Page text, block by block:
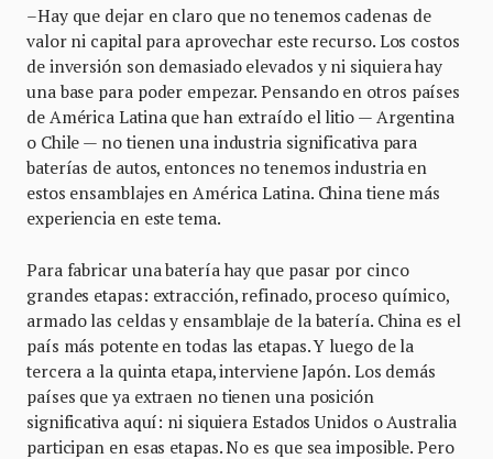
–Hay que dejar en claro que no tenemos cadenas de
valor ni capital para aprovechar este recurso. Los costos
de inversión son demasiado elevados y ni siquiera hay
una base para poder empezar. Pensando en otros países
de América Latina que han extraído el litio — Argentina
o Chile — no tienen una industria significativa para
baterías de autos, entonces no tenemos industria en
estos ensamblajes en América Latina. China tiene más
experiencia en este tema.
Para fabricar una batería hay que pasar por cinco
grandes etapas: extracción, refinado, proceso químico,
armado las celdas y ensamblaje de la batería. China es el
país más potente en todas las etapas. Y luego de la
tercera a la quinta etapa, interviene Japón. Los demás
países que ya extraen no tienen una posición
significativa aquí: ni siquiera Estados Unidos o Australia
participan en esas etapas. No es que sea imposible. Pero